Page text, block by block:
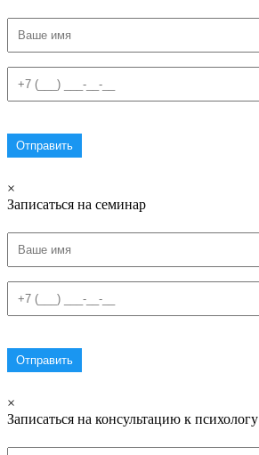
×
Записаться на семинар
×
Записаться на консультацию к психологу